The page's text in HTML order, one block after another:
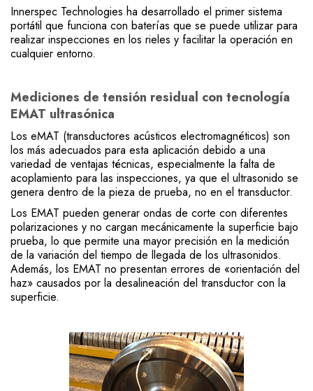
Innerspec Technologies ha desarrollado el primer sistema
portátil que funciona con baterías que se puede utilizar para
realizar inspecciones en los rieles y facilitar la operación en
cualquier entorno.
Mediciones de tensión residual con tecnología
EMAT ultrasónica
Los eMAT (transductores acústicos electromagnéticos) son
los más adecuados para esta aplicación debido a una
variedad de ventajas técnicas, especialmente la falta de
acoplamiento para las inspecciones, ya que el ultrasonido se
genera dentro de la pieza de prueba, no en el transductor.
Los EMAT pueden generar ondas de corte con diferentes
polarizaciones y no cargan mecánicamente la superficie bajo
prueba, lo que permite una mayor precisión en la medición
de la variación del tiempo de llegada de los ultrasonidos.
Además, los EMAT no presentan errores de «orientación del
haz» causados por la desalineación del transductor con la
superficie.